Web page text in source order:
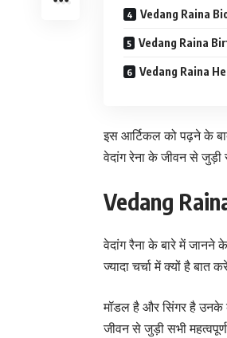
Vedang Raina
Vedang Raina
Vedang Raina
इस आर्टिकल को पढ़ने के
वेदांग रेना के जीवन से जुड़ी
Vedang
वेदांग रैना के बारे में
ज्यादा चर्चा में क्यों है
मॉडल है और सिंगर है उनके
जीवन से जुड़ी सभी